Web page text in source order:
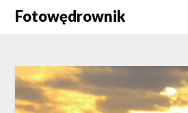
SkipFotowędrownik